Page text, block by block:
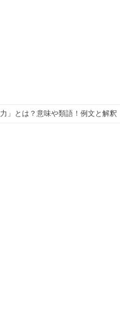
力」とは？意味や類語！例文と解釈